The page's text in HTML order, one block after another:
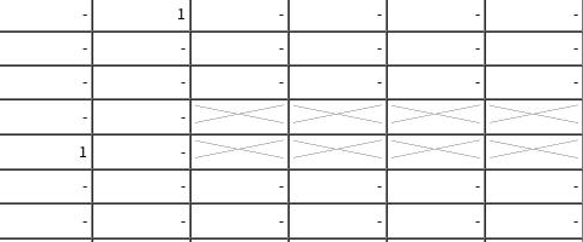
- 1 - - - -
- - - - - -
- - - - - -
-
-
1
-
- - - - - -
- - - - - -